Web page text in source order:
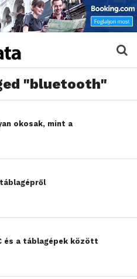
"bluetooth"
okosak, mint a
és a táblagépek között